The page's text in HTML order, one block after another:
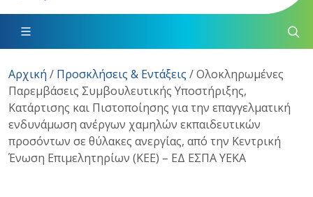
Αρχική / Προσκλήσεις & Εντάξεις /Ολοκληρωμένες
Παρεμβάσεις Συμβουλευτικής Υποστήριξης,
Κατάρτισης και Πιστοποίησης για την επαγγελματική
ενδυνάμωση ανέργων χαμηλών εκπαιδευτικών
προσόντων σε θύλακες ανεργίας, από την Κεντρική
Ένωση Επιμελητηρίων (ΚΕΕ) – ΕΔ ΕΣΠΑ ΥΕΚΑ